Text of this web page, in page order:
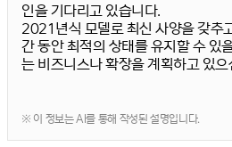
인을 기다리고 있습니다.
2021년식 모델로 최신 사양을 갖추
간 동안 최적의 상태를 유지할 수 있
는 비즈니스나 확장을 계획하고 있
※ 이 정보는 AI를 통해 작성된 설명입니다.